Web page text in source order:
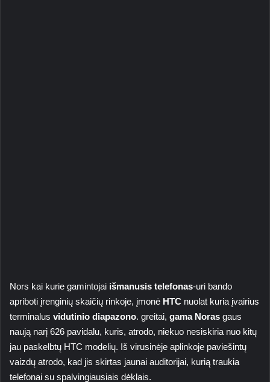
Nors kai kurie gamintojai išmanusis telefonas-uri bando
apriboti įrenginių skaičių rinkoje, įmonė HTC nuolat kuria įvairius
terminalus vidutinio diapazono. greitai, gama Noras gaus
naują narį 626 pavidalu, kuris, atrodo, niekuo nesiskiria nuo kitų
jau paskelbtų HTC modelių. Iš virusinėje aplinkoje paviešintų
vaizdų atrodo, kad jis skirtas jaunai auditorijai, kurią traukia
telefonai su spalvingiausiais dėklais.